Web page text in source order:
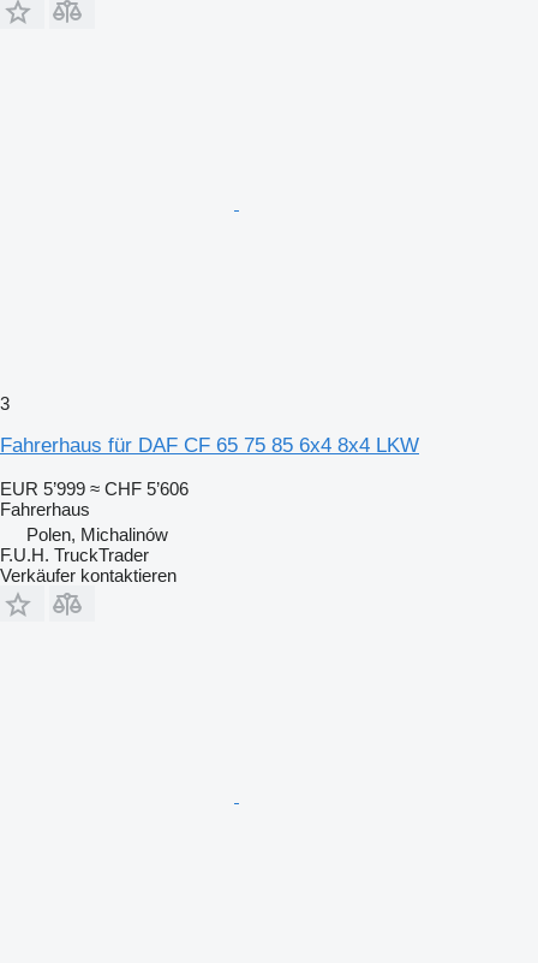
3
Fahrerhaus für DAF CF 65 75 85 6x4 8x4 LKW
EUR 5’999 ≈ CHF 5’606
Fahrerhaus
Polen, Michalinów
F.U.H. TruckTrader
Verkäufer kontaktieren